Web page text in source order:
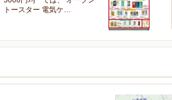
トースター 電気ケ…